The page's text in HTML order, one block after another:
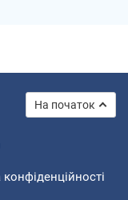
На початок